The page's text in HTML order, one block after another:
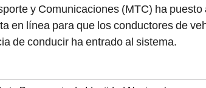
y Comunicaciones (MTC) ha
en línea para que los conductores de
de conducir ha entrado al sistema.